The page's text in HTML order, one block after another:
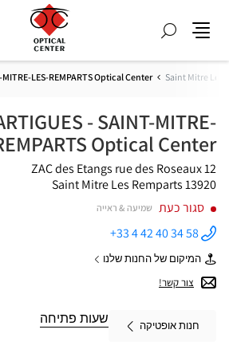
חפש
Saint Mitre Les
LES-REMPARTS Optical Center
- SAINT-MITRE-
Optical Center
12 rue des Roseaux
ZAC des Etangs
13920 Saint Mitre Les Remparts
סגור כעת שמיעה & ראייה
התקשר
לחנות
Opticien
MARTIGUES
- SAINT-
REMPARTS
+33 4 42 40 34 58
המיקום של החנות שלנו של
Opticien
MARTIGUES
MITRE-
צור קשר!
חנות אופטיקה
שעות פתיחה